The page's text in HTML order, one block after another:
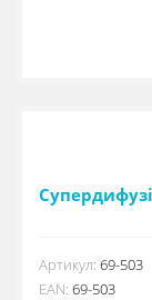
Артикул: 69-503
EAN: 69-503